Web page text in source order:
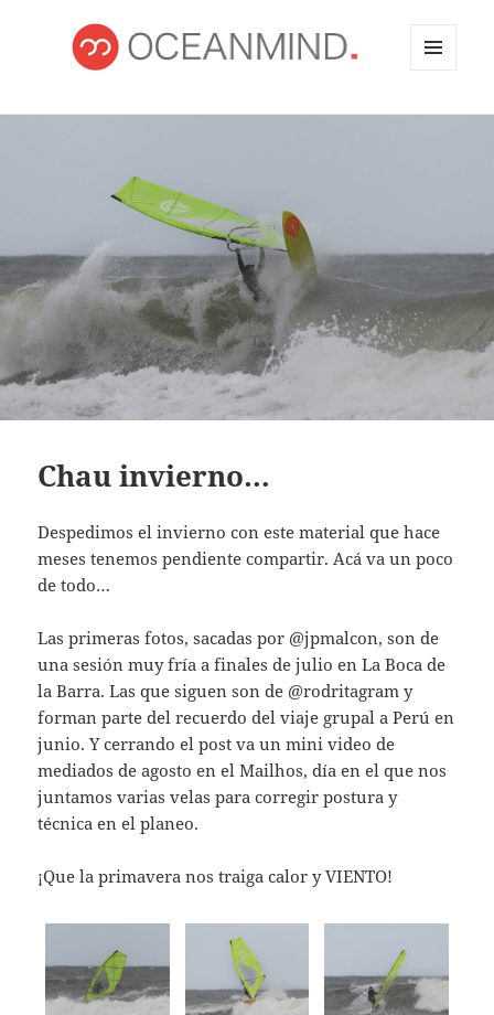
OCEANMIND
WIDGETS
Chau invierno…
Despedimos el invierno con este material que hace
meses tenemos pendiente compartir. Acá va un poco
de todo…
Las primeras fotos, sacadas por @jpmalcon, son de
una sesión muy fría a finales de julio en La Boca de
la Barra. Las que siguen son de @rodritagram y
forman parte del recuerdo del viaje grupal a Perú en
junio. Y cerrando el post va un mini video de
mediados de agosto en el Mailhos, día en el que nos
juntamos varias velas para corregir postura y
técnica en el planeo.
¡Que la primavera nos traiga calor y VIENTO!